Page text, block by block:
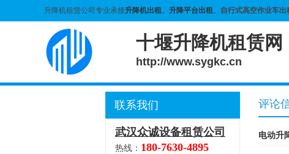
升降机租赁公司专业承接升降机出租、 升降平台出租、自行式高空作业车出
十堰升降机租赁网
http://www.sygkc.cn
联系我们
武汉众诚设备租赁公司
热线： 180-7630-4895
评论
电动升